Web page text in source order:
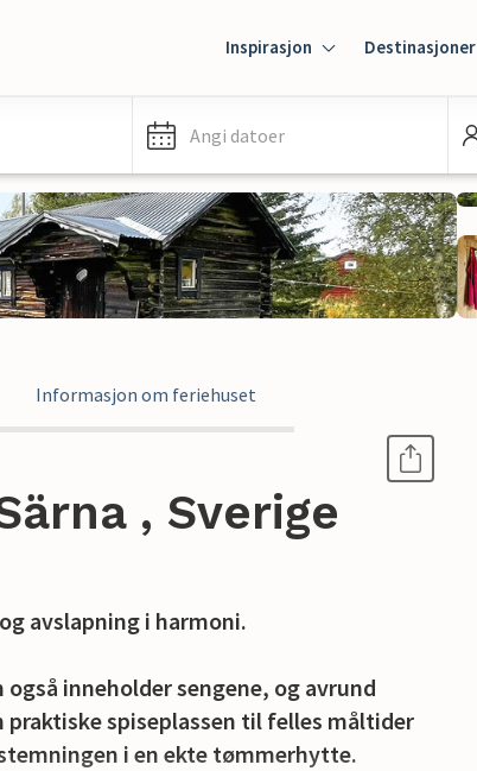
Inspirasjon Destinasjoner
Angi datoer
Informasjon om feriehuset
, Sverige
avslapning i harmoni.
inneholder sengene, og avrund
praktiske spiseplassen til felles måltider
i en ekte tømmerhytte.